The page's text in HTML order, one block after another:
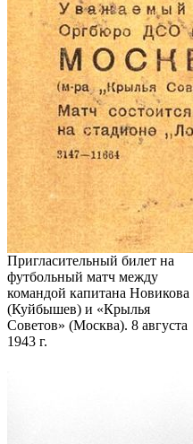
Пригласительный билет на
футбольный матч между
командой капитана Новикова
(Куйбышев) и «Крылья
Советов» (Москва). 8 августа
1943 г.